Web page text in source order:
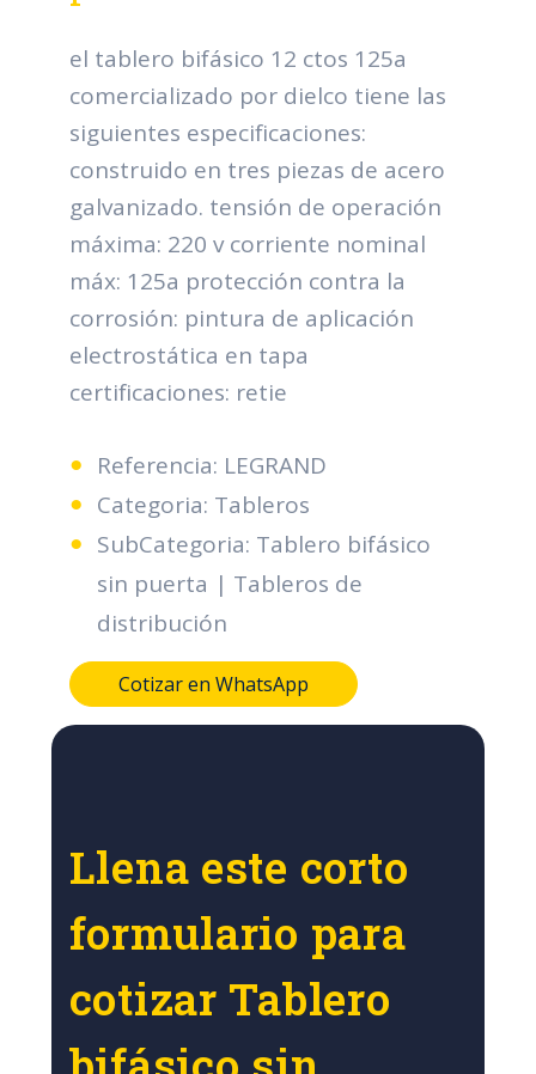
el tablero bifásico 12 ctos 125a
comercializado por dielco tiene las
siguientes especificaciones:
construido en tres piezas de acero
galvanizado. tensión de operación
máxima: 220 v corriente nominal
máx: 125a protección contra la
corrosión: pintura de aplicación
electrostática en tapa
certificaciones: retie
Referencia: LEGRAND
Categoria: Tableros
SubCategoria: Tablero bifásico
sin puerta | Tableros de
distribución
Cotizar en WhatsApp
Llena este corto
formulario para
cotizar Tablero